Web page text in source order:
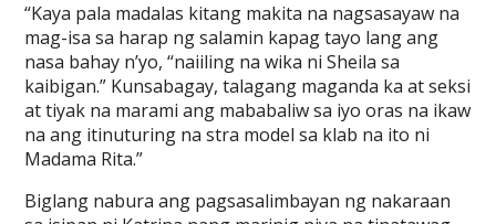
“Kaya pala madalas kitang makita na nagsasayaw na
mag-isa sa harap ng salamin kapag tayo lang ang
nasa bahay n’yo, “naiiling na wika ni Sheila sa
kaibigan.” Kunsabagay, talagang maganda ka at seksi
at tiyak na marami ang mababaliw sa iyo oras na ikaw
na ang itinuturing na stra model sa klab na ito ni
Madama Rita.”
Biglang nabura ang pagsasalimbayan ng nakaraan